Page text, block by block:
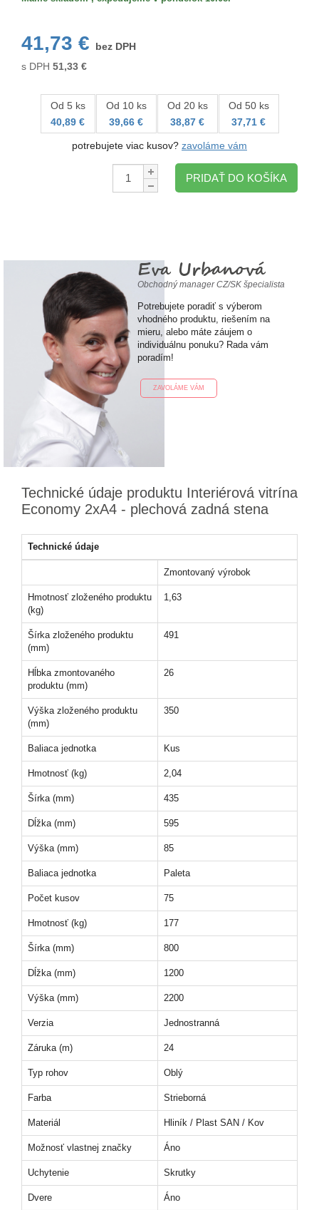
41,73 €
bez DPH
s DPH 51,33 €
Od 5 ks
40,89 €
Od 10 ks
39,66 €
Od 20 ks
38,87 €
Od 50 ks
37,71 €
potrebujete viac kusov? zavoláme vám
Množstvo:
PRIDAŤ DO KOŠÍKA
Eva Urbanová
Obchodný manager CZ/SK špecialista
Potrebujete poradiť s výberom
vhodného produktu, riešením na
mieru, alebo máte záujem o
individuálnu ponuku? Rada vám
poradím!
ZAVOLÁME VÁM
Technické údaje produktu Interiérová vitrína
Economy 2xA4 - plechová zadná stena
Technické údaje
Zmontovaný výrobok
Hmotnosť zloženého produktu
(kg)
1,63
Šírka zloženého produktu
(mm)
491
Hĺbka zmontovaného
produktu (mm)
26
Výška zloženého produktu
(mm)
350
Baliaca jednotka Kus
Hmotnosť (kg) 2,04
Šírka (mm) 435
Dĺžka (mm) 595
Výška (mm) 85
Baliaca jednotka Paleta
Počet kusov 75
Hmotnosť (kg) 177
Šírka (mm) 800
Dĺžka (mm) 1200
Výška (mm) 2200
Verzia Jednostranná
Záruka (m) 24
Typ rohov Oblý
Farba Strieborná
Materiál Hliník / Plast SAN / Kov
Možnosť vlastnej značky Áno
Uchytenie Skrutky
Dvere Áno